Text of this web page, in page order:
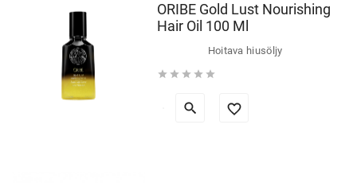
ORIBE Gold Lust Nourishing
Hair Oil 100 Ml
Hoitava hiusöljy
    